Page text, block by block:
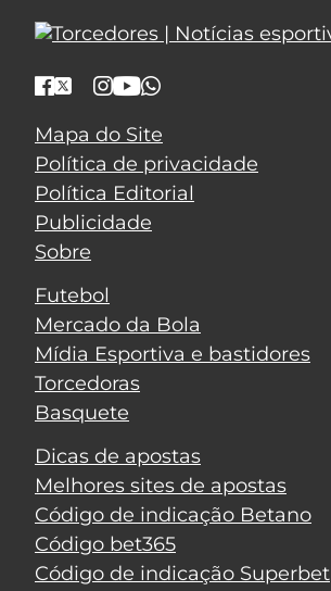
Mapa do Site
Política de privacidade
Política Editorial
Publicidade
Sobre
Futebol
Mercado da Bola
Mídia Esportiva e bastidores
Torcedoras
Basquete
Dicas de apostas
Melhores sites de apostas
Código de indicação Betano
Código bet365
Código de indicação Superbet